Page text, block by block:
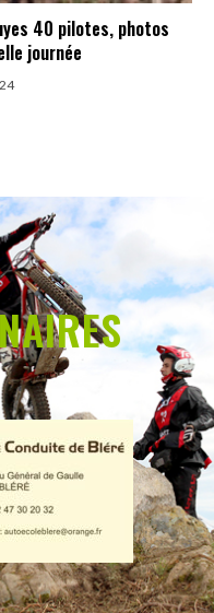
40 pilotes, photos
journée